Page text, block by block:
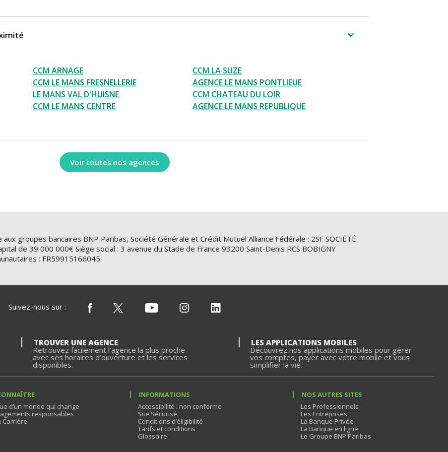
CCM ARNAGE
CCM LA SUZE
CCM LE MANS FRESNELLERIE
AGENCE LE MANS PONTLIEUE
LE MANS VAL D'HUISNE
CCM CHATEAU DU LOIR
CCM LE MANS CENTRE AGENCE LE MANS REPUBLIQUE
Voir toutes nos agences
groupes bancaires BNP Paribas, Société Générale et Crédit Mutuel Alliance Fédérale : 2SF SOCIÉTÉ
de 39 000 000€ Siège social : 3 avenue du Stade de France 93200 Saint-Denis RCS BOBIGNY
: FR59915166045
Suivez-nous sur :
TROUVER UNE AGENCE
Retrouvez facilement l’agence la plus proche
avec ses horaires d’ouverture et les services
disponibles.
LES APPLICATIONS MOBILES
Découvrez nos applications mobiles pour gérer
vos comptes, payer avec votre mobile et vous
simplifier la vie.
d’un monde qui change
responsables
Carrière
INFORMATIONS
Accessibilité : non conforme
Site Sécurisé
Conditions d’éligibilité
Tarifs et conditions
Glossaire
NOS AUTRES SITES
Les Professionnels
Les Entreprises
La Banque Privée
La Banque en ligne
Le Groupe BNP Paribas